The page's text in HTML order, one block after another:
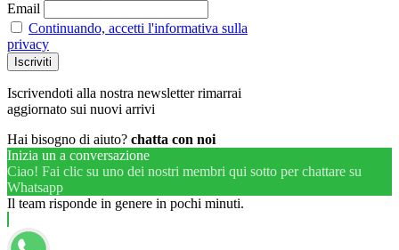
Email
Continuando, accetti l'informativa sulla
privacy
Iscrivendoti alla nostra newsletter rimarrai
aggiornato sui nuovi arrivi
Hai bisogno di aiuto? chatta con noi
Inizia un a conversazione
Ciao! Fai clic su uno dei nostri membri qui sotto per chattare su
Whatsapp
Il team risponde in genere in pochi minuti.